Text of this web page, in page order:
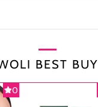
BEST BUY
0